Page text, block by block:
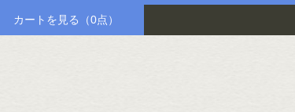
カートを見る （0点）